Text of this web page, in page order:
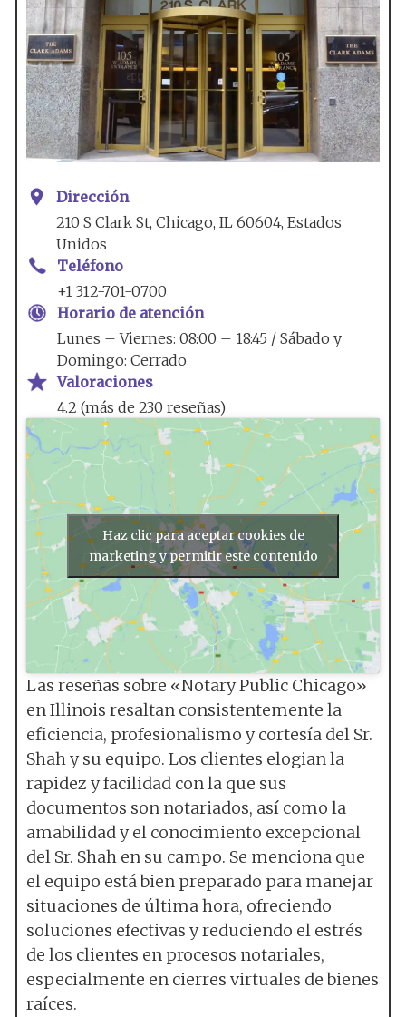
Dirección
210 S Clark St, Chicago, IL 60604, Estados
Unidos
Teléfono
+1 312-701-0700
Horario de atención
Lunes – Viernes: 08:00 – 18:45 / Sábado y
Domingo: Cerrado
Valoraciones
4.2 (más de 230 reseñas)
Haz clic para aceptar cookies de
marketing y permitir este contenido
Las reseñas sobre «Notary Public Chicago»
en Illinois resaltan consistentemente la
eficiencia, profesionalismo y cortesía del Sr.
Shah y su equipo. Los clientes elogian la
rapidez y facilidad con la que sus
documentos son notariados, así como la
amabilidad y el conocimiento excepcional
del Sr. Shah en su campo. Se menciona que
el equipo está bien preparado para manejar
situaciones de última hora, ofreciendo
soluciones efectivas y reduciendo el estrés
de los clientes en procesos notariales,
especialmente en cierres virtuales de bienes
raíces.